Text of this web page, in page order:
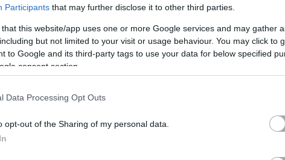
Participants that may further disclose it to other third parties.
that this website/app uses one or more Google services and may gather
but not limited to your visit or usage behaviour. You may click to
to Google and its third-party tags to use your data for below specified
consent section.
Data Processing Opt Outs
opt-out of the Sharing of my personal data.
cliccandoqui
nella sezione